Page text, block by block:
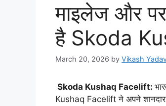
माइलेज और
है Skoda
March 20, 2026 by Vikash
Skoda Kushaq Facelift:
Kushaq Facelift ने अपने